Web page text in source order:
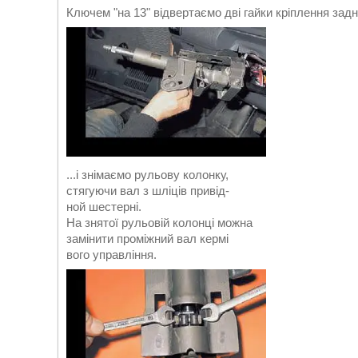
Ключем "на 13" відвертаємо дві гайки кріплення
...і знімаємо рульову колонку,
стягуючи вал з шліців привід-
ной шестерні.
На знятої рульовій колонці можна
замінити проміжний вал кермі
вого управління.